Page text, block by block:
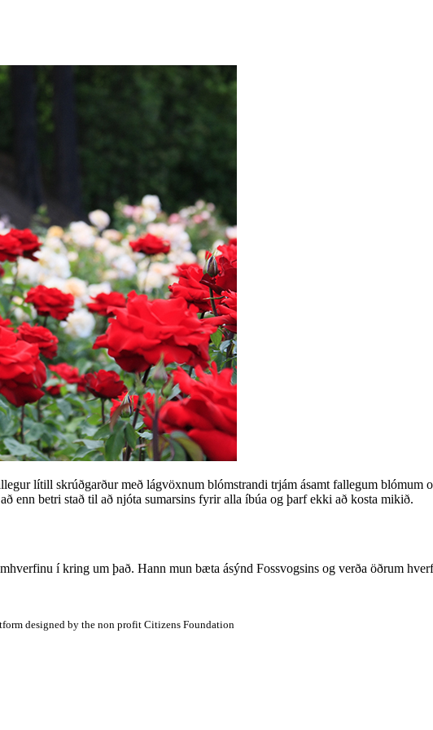
lítill skrúðgarður með lágvöxnum blómstrandi trjám ásamt fallegum blómum
enn betri stað til að njóta sumarsins fyrir alla íbúa og þarf ekki að kosta mikið.
í kring um það. Hann mun bæta ásýnd Fossvogsins og verða öðrum
designed by the non profit Citizens Foundation